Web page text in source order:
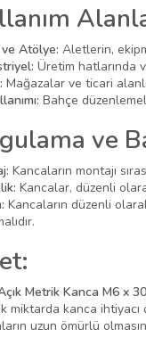
Atölye: Aletlerin,
Üretim hatlarında
Mağazalar ve ticari
Bahçe
ve
Kancaların montajı
Kancalar, düzenli
Kancaların düzenli
Metrik Kanca M6 x
miktarda kanca
uzun ömürlü